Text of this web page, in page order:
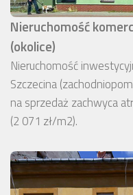
Nieruchomość
(okolice)
Nieruchomość
Szczecina
na sprzedaż zachwyca
(2 071 zł/m2).